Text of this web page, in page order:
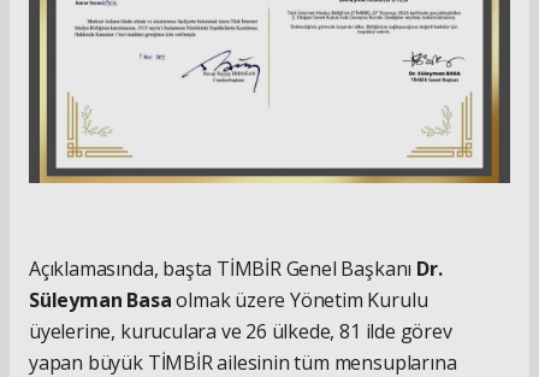
Açıklamasında, başta TİMBİR Genel Başkanı Dr.
Süleyman Basaolmak üzere Yönetim Kurulu
üyelerine, kuruculara ve 26 ülkede, 81 ilde görev
yapan büyük TİMBİR ailesinin tüm mensuplarına